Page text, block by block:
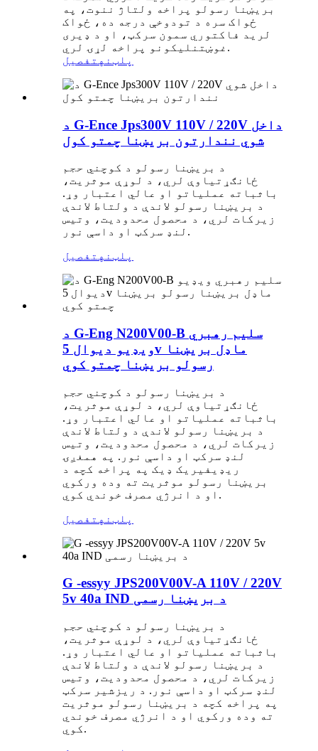
بریښنا رسولو پراخه ولتاژ ننوت، په
ځواک سره د تودوخې درجه ده، ځواک
لري د فاکتوري سمون سرکټ، او د ډیری
غوښتنلیکونو پراخه لړۍ لري.
پلټنه تفصیل
د G-Ence Jps300V 110V / 220V داخل
شوي نندارتون بریښنا چمتو کول
د بریښنا رسولو د کوچني حجم
ځانګړتیاوې لري، د لوړې موثریت،
باثباته عملیاتو او عالي اعتبار وړ.
د بریښنا رسولو لاندې د ولتاط لاندې
زیرکات لري، د محصول محدودیت، وتیس
لنډ سرکټ او داسې نور.
پلټنه تفصیل
د G-Eng N200V00-B سلیم رهبري
ویډیو دیوال 5v ماډل بریښنا
رسولو بریښنا چمتو کوي
د بریښنا رسولو د کوچني حجم
ځانګړتیاوې لري، د لوړې موثریت،
باثباته عملیاتو او عالي اعتبار وړ.
د بریښنا رسولو لاندې د ولتاط لاندې
زیرکات لري، د محصول محدودیت، وتیس
لنډ سرکټ او داسې نور. په همغږۍ
ریډیفیریک ډیک په پراخه کچه د
بریښنا رسولو موثریت ته وده ورکوي
او د انرژي مصرف خوندي کوي.
پلټنه تفصیل
G -essyy JPS200V00V-A 110V / 220V
5v 40a IND د بریښنا رسمی
د بریښنا رسولو د کوچني حجم
ځانګړتیاوې لري، د لوړې موثریت،
باثباته عملیاتو او عالي اعتبار وړ.
د بریښنا رسولو لاندې د ولتاط لاندې
زیرکات لري، د محصول محدودیت، وتیس
لنډ سرکټ او داسې نور. د ریزشیر سرکټ
په پراخه کچه د بریښنا رسولو موثریت
ته وده ورکوي او د انرژي مصرف خوندي
کوي.